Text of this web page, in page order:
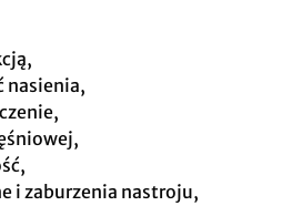
nasienia,
i zaburzenia nastroju,